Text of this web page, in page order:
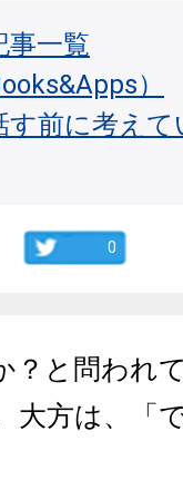
事一覧
）
す前に考え
0
？と問われ
大方は、「